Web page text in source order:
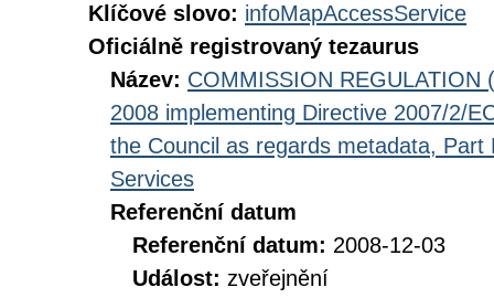
Klíčové slovo: infoMapAccessService
Oficiálně registrovaný tezaurus
Název: COMMISSION REGULATION
2008 implementing Directive 2007/2/
the Council as regards metadata,
Services
Referenční datum
Referenční datum: 2008-12-03
Událost: zveřejnění